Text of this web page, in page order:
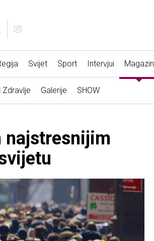
Svijet Sport Intervjui Magazin
Zdravlje Galerije SHOW
najstresnijim